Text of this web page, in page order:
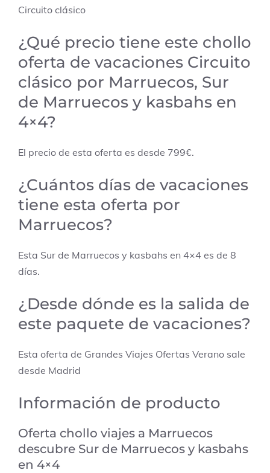
Circuito clásico
¿Qué precio tiene este chollo
oferta de vacaciones Circuito
clásico por Marruecos, Sur
de Marruecos y kasbahs en
4×4?
El precio de esta oferta es desde 799€.
¿Cuántos días de vacaciones
tiene esta oferta por
Marruecos?
Esta Sur de Marruecos y kasbahs en 4×4 es de 8
días.
¿Desde dónde es la salida de
este paquete de vacaciones?
Esta oferta de Grandes Viajes Ofertas Verano sale
desde Madrid
Información de producto
Oferta chollo viajes a Marruecos
descubre Sur de Marruecos y kasbahs
en 4×4